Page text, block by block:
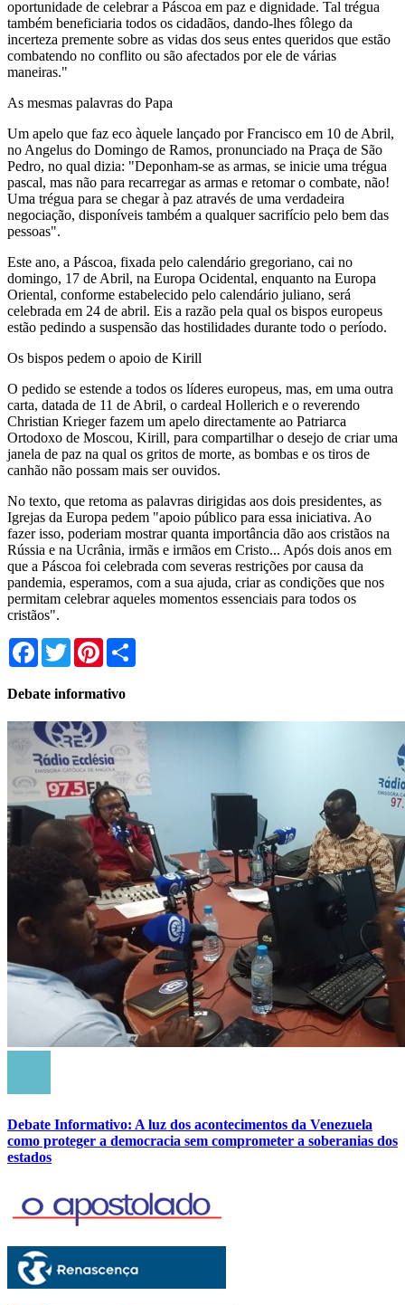
oportunidade de celebrar a Páscoa em paz e dignidade. Tal trégua
também beneficiaria todos os cidadãos, dando-lhes fôlego da
incerteza premente sobre as vidas dos seus entes queridos que estão
combatendo no conflito ou são afectados por ele de várias
maneiras."
As mesmas palavras do Papa
Um apelo que faz eco àquele lançado por Francisco em 10 de Abril,
no Angelus do Domingo de Ramos, pronunciado na Praça de São
Pedro, no qual dizia: "Deponham-se as armas, se inicie uma trégua
pascal, mas não para recarregar as armas e retomar o combate, não!
Uma trégua para se chegar à paz através de uma verdadeira
negociação, disponíveis também a qualquer sacrifício pelo bem das
pessoas".
Este ano, a Páscoa, fixada pelo calendário gregoriano, cai no
domingo, 17 de Abril, na Europa Ocidental, enquanto na Europa
Oriental, conforme estabelecido pelo calendário juliano, será
celebrada em 24 de abril. Eis a razão pela qual os bispos europeus
estão pedindo a suspensão das hostilidades durante todo o período.
Os bispos pedem o apoio de Kirill
O pedido se estende a todos os líderes europeus, mas, em uma outra
carta, datada de 11 de Abril, o cardeal Hollerich e o reverendo
Christian Krieger fazem um apelo directamente ao Patriarca
Ortodoxo de Moscou, Kirill, para compartilhar o desejo de criar uma
janela de paz na qual os gritos de morte, as bombas e os tiros de
canhão não possam mais ser ouvidos.
No texto, que retoma as palavras dirigidas aos dois presidentes, as
Igrejas da Europa pedem "apoio público para essa iniciativa. Ao
fazer isso, poderiam mostrar quanta importância dão aos cristãos na
Rússia e na Ucrânia, irmãs e irmãos em Cristo... Após dois anos em
que a Páscoa foi celebrada com severas restrições por causa da
pandemia, esperamos, com a sua ajuda, criar as condições que nos
permitam celebrar aqueles momentos essenciais para todos os
cristãos".
Facebook
TwitterPinterest
Debate informativo
Debate Informativo: A luz dos acontecimentos da Venezuela
como proteger a democracia sem comprometer a soberanias dos
estados